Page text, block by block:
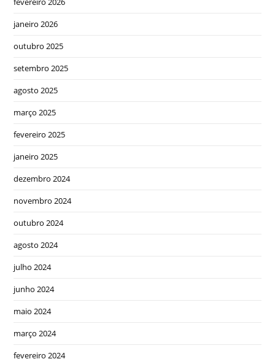
janeiro 2026
outubro 2025
setembro 2025
agosto 2025
março 2025
fevereiro 2025
janeiro 2025
dezembro 2024
novembro 2024
outubro 2024
agosto 2024
julho 2024
junho 2024
maio 2024
março 2024
fevereiro 2024